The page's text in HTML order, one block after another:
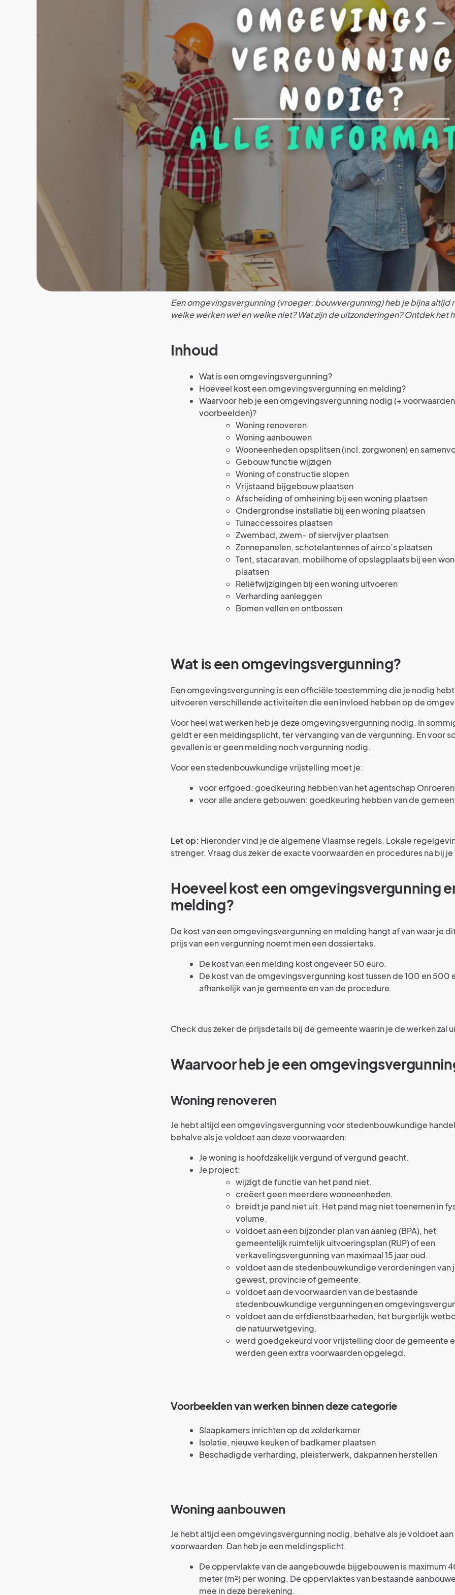
Een omgevingsvergunning (vroeger: bouwvergunning) heb je bijna altijd
welke werken wel en welke niet? Wat zijn de uitzonderingen? Ontdek het
Inhoud
Wat is een omgevingsvergunning?
Hoeveel kost een omgevingsvergunning en melding?
Waarvoor heb je een omgevingsvergunning nodig (+
voorbeelden)?
Woning renoveren
Woning aanbouwen
Wooneenheden opsplitsen (incl. zorgwonen) en
Gebouw functie wijzigen
Woning of constructie slopen
Vrijstaand bijgebouw plaatsen
Afscheiding of omheining bij een woning plaatsen
Ondergrondse installatie bij een woning plaatsen
Tuinaccessoires plaatsen
Zwembad, zwem- of siervijver plaatsen
Zonnepanelen, schotelantennes of airco’s plaatsen
Tent, stacaravan, mobilhome of opslagplaats bij een
plaatsen
Reliëfwijzigingen bij een woning uitvoeren
Verharding aanleggen
Bomen vellen en ontbossen
Wat is een omgevingsvergunning?
Een omgevingsvergunning is een officiële toestemming die je nodig
uitvoeren verschillende activiteiten die een invloed hebben op de
Voor heel wat werken heb je deze omgevingsvergunning nodig. In
geldt er een meldingsplicht, ter vervanging van de vergunning. En voor
gevallen is er geen melding noch vergunning nodig.
Voor een stedenbouwkundige vrijstelling moet je:
voor erfgoed: goedkeuring hebben van het agentschap
voor alle andere gebouwen: goedkeuring hebben van de
Let op: Hieronder vind je de algemene Vlaamse regels. Lokale
strenger. Vraag dus zeker de exacte voorwaarden en procedures na bij
Hoeveel kost een omgevingsvergunning
melding?
De kost van een omgevingsvergunning en melding hangt af van waar je
prijs van een vergunning noemt men een dossiertaks.
De kost van een melding kost ongeveer 50 euro.
De kost van de omgevingsvergunning kost tussen de 100 en 500
afhankelijk van je gemeente en van de procedure.
Check dus zeker de prijsdetails bij de gemeente waarin je de werken zal
Waarvoor heb je een
Woning renoveren
Je hebt altijd een omgevingsvergunning voor stedenbouwkundige
behalve als je voldoet aan deze voorwaarden:
Je woning is hoofdzakelijk vergund of vergund geacht.
Je project:
wijzigt de functie van het pand niet.
creëert geen meerdere wooneenheden.
breidt je pand niet uit. Het pand mag niet toenemen in
volume.
voldoet aan een bijzonder plan van aanleg (BPA), het
gemeentelijk ruimtelijk uitvoeringsplan (RUP) of een
verkavelingsvergunning van maximaal 15 jaar oud.
voldoet aan de stedenbouwkundige verordeningen van
gewest, provincie of gemeente.
voldoet aan de voorwaarden van de bestaande
stedenbouwkundige vergunningen en
voldoet aan de erfdienstbaarheden, het burgerlijk
de natuurwetgeving.
werd goedgekeurd voor vrijstelling door de gemeente
werden geen extra voorwaarden opgelegd.
Voorbeelden van werken binnen deze categorie
Slaapkamers inrichten op de zolderkamer
Isolatie, nieuwe keuken of badkamer plaatsen
Beschadigde verharding, pleisterwerk, dakpannen herstellen
Woning aanbouwen
Je hebt altijd een omgevingsvergunning nodig, behalve als je voldoet
voorwaarden. Dan heb je een meldingsplicht.
De oppervlakte van de aangebouwde bijgebouwen is maximum
meter (m²) per woning. De oppervlaktes van bestaande
mee in deze berekening.